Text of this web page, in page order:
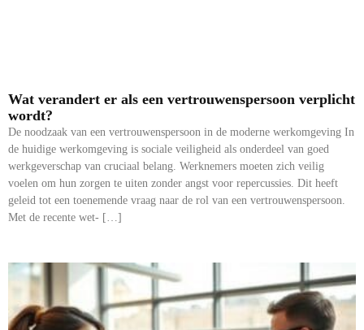
Wat verandert er als een vertrouwenspersoon verplicht
wordt?
De noodzaak van een vertrouwenspersoon in de moderne werkomgeving In
de huidige werkomgeving is sociale veiligheid als onderdeel van goed
werkgeverschap van cruciaal belang. Werknemers moeten zich veilig
voelen om hun zorgen te uiten zonder angst voor repercussies. Dit heeft
geleid tot een toenemende vraag naar de rol van een vertrouwenspersoon.
Met de recente wet- […]